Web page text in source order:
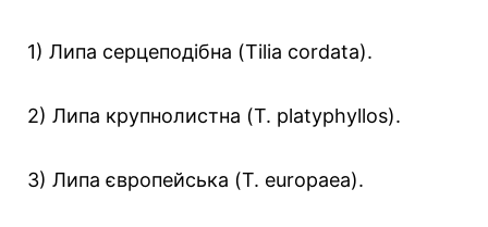
1) Липа серцеподібна (Tilia cordata).
2) Липа крупнолистна (T. platyphyllos).
3) Липа європейська (T. europaea).